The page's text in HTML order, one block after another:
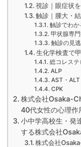
視診｜眼症状
触診｜腫大・
触診でわか
甲状腺専
触診の見
生化学検査で
総コレステ
ALP
AST・
CPK
株式会社Osaka-
40代女性の心理作
小中学高校生・発
する株式会社
株式会社